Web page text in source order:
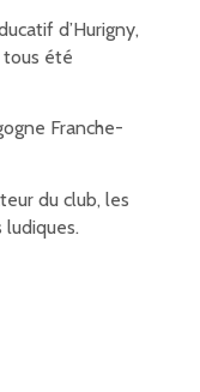
d’Hurigny,
tous été
Franche-
du club, les